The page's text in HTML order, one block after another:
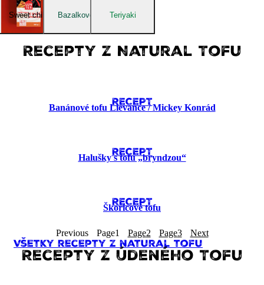
Sweet chilli Bazalkové Teriyaki
Recepty z Natural Tofu
RECEPT
Banánové tofu Lievance​ / Mickey Konrád
RECEPT
Halušky s tofu „bryndzou“
RECEPT
Škoricové tofu
Previous Page1 Page2 Page3 Next
Všetky recepty z natural tofu
Recepty z Údeného Tofu